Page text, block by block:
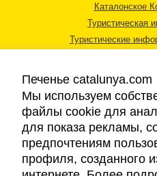
Каталонское
Туристическая
Туристические
Правовая
Печенье catalunya.com
Мы используем
файлы cookie для
для показа рекламы,
предпочтениям
профиля, созданного